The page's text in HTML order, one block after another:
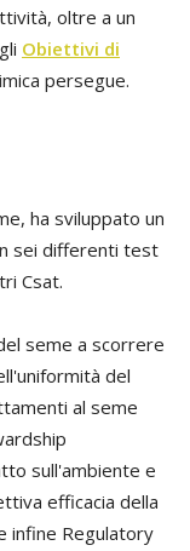
oltre a un
Obiettivi di
persegue.
ha sviluppato un
sei differenti test
Csat.
seme a scorrere
del
al seme
sull'ambiente e
efficacia della
infine Regulatory